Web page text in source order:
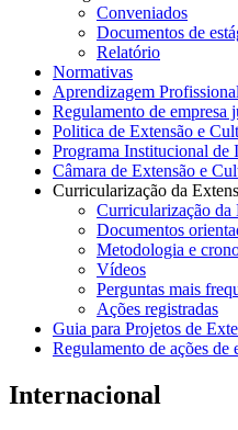
Conveniados
Documentos de
Relatório
Normativas
Aprendizagem
Regulamento de empresa
Politica de Extensão e
Programa Institucional
Câmara de Extensão e
Curricularização da
Curricularização da
Documentos
Metodologia e
Vídeos
Perguntas mais
Ações registradas
Guia para Projetos de
Regulamento de ações de
Internacional